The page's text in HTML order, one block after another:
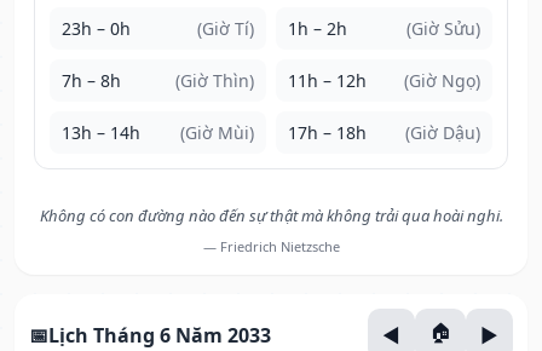
23h – 0h (Giờ Tí) 1h – 2h (Giờ Sửu)
7h – 8h (Giờ Thìn) 11h – 12h (Giờ Ngọ)
13h – 14h (Giờ Mùi) 17h – 18h (Giờ Dậu)
Không có con đường nào đến sự thật mà không trải qua hoài nghi.
— Friedrich Nietzsche
Lịch Tháng 6 Năm 2033